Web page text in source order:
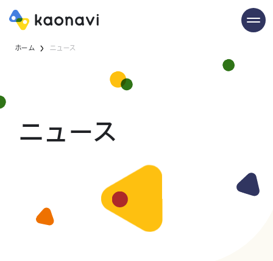
ホーム ニュース
ニュース